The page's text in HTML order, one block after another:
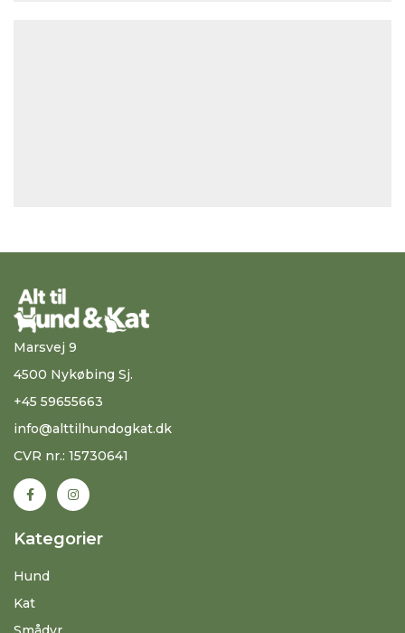
Marsvej 9
4500 Nykøbing Sj.
+45 59655663
info@alttilhundogkat.dk
CVR nr.: 15730641
Kategorier
Hund
Kat